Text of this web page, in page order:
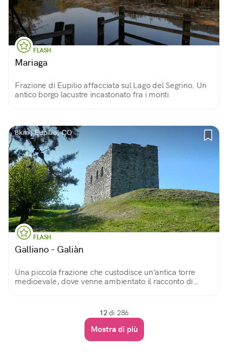
FLASH
Mariaga
Frazione di Eupilio affacciata sul Lago del Segrino. Un
antico borgo lacustre incastonato fra i monti
8km | Eupilio, CO
FLASH
Galliano - Galiàn
Una piccola frazione che custodisce un'antica torre
medioevale, dove venne ambientato il racconto di
12di 286
Mostra di più